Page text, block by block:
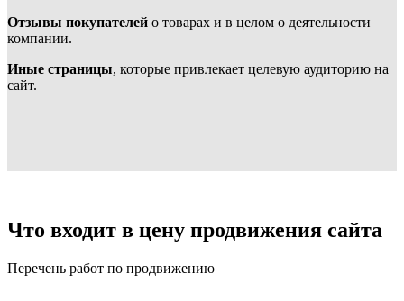
Отзывы покупателей о товарах и в целом о деятельности
компании.
Иные страницы, которые привлекает целевую аудиторию на
сайт.
Что входит в цену продвижения сайта
Перечень работ по продвижению